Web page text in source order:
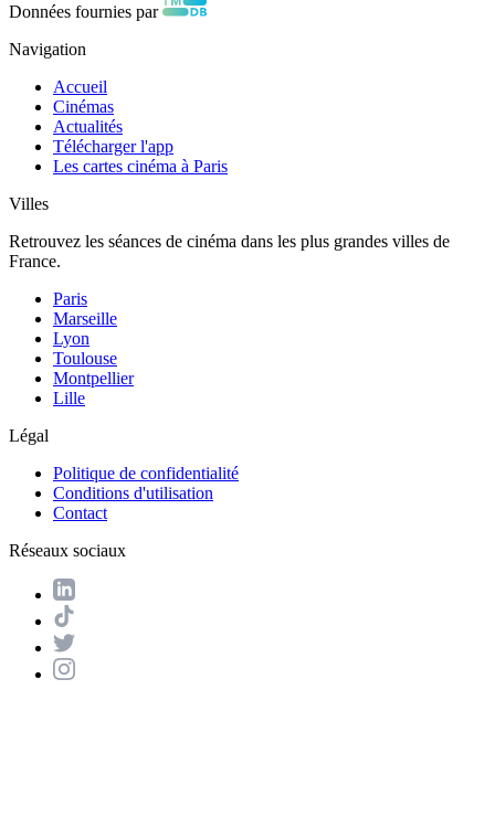
Données fournies par
Navigation
Accueil
Cinémas
Actualités
Télécharger l'app
Les cartes cinéma à Paris
Villes
Retrouvez les séances de cinéma dans les plus grandes villes de
France.
Paris
Marseille
Lyon
Toulouse
Montpellier
Lille
Légal
Politique de confidentialité
Conditions d'utilisation
Contact
Réseaux sociaux